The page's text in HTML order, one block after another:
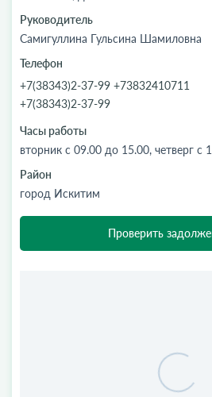
Руководитель
Самигуллина Гульсина Шамиловна
Телефон
+7(38343)2-37-99 +73832410711
+7(38343)2-37-99
Часы работы
вторник с 09.00 до 15.00, четверг с
Район
город Искитим
Проверить